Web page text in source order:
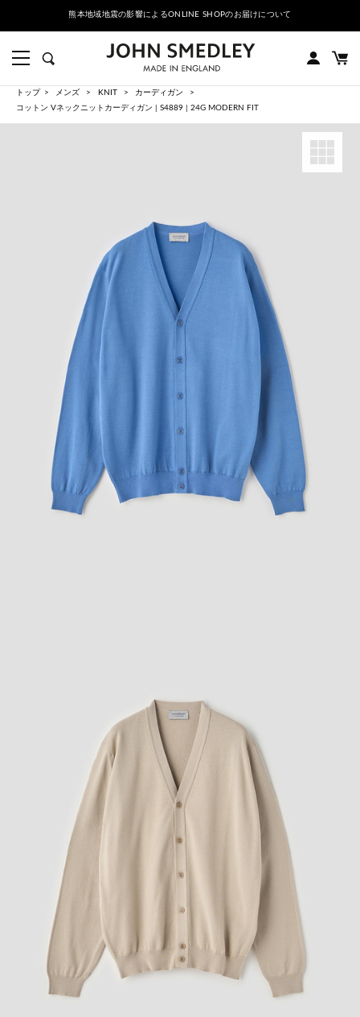
熊本地域地震の影響によるONLINE SHOPのお届けについて
トップ メンズ KNIT
カーディガン
コットン Vネックニットカーディガン | S4889 | 24G MODERN FIT